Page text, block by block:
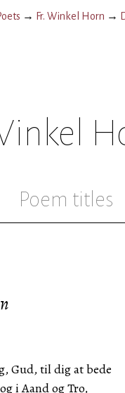
→ Fr. Winkel Horn →
Poem titles
Gud, til dig at bede
i Aand og Tro,